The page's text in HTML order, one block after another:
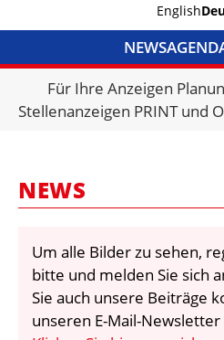
English
NEWS
KRAN &
Für Ihre Anzeigen
Stellenanzeigen PRINT und
NEWS
Um alle Bilder zu sehen,
bitte und melden Sie sich
Sie auch unsere Beiträge
unseren E-Mail-